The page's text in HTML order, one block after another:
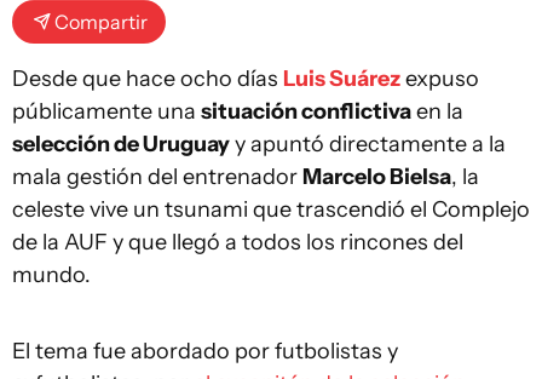
Compartir
Desde que hace ocho días Luis Suárezexpuso
públicamente una situación conflictivaen la
selección de Uruguayy apuntó directamente a la
mala gestión del entrenador Marcelo Bielsa, la
celeste vive un tsunami que trascendió el Complejo
de la AUF y que llegó a todos los rincones del
mundo.
El tema fue abordado por futbolistas y